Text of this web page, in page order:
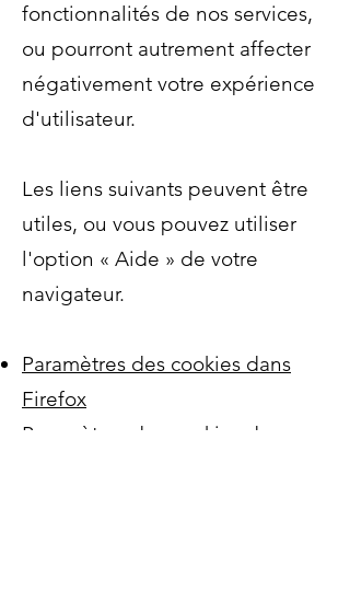
fonctionnalités de nos services,
ou pourront autrement affecter
négativement votre expérience
d'utilisateur.
Les liens suivants peuvent être
utiles, ou vous pouvez utiliser
l'option « Aide » de votre
navigateur.
Paramètres des cookies dans
Firefox
Paramètres des cookies dans